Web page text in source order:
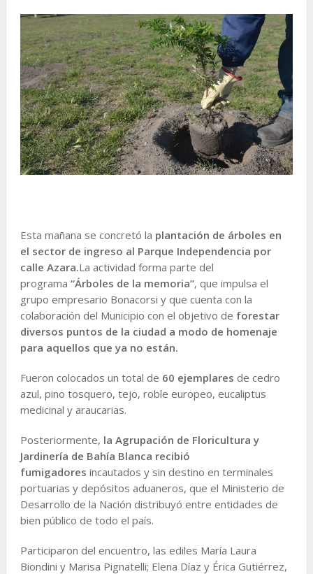
Esta mañana se concretó la plantación de árboles en
el sector de ingreso al Parque Independencia por
calle Azara.La actividad forma parte del
programa “Árboles de la memoria”, que impulsa el
grupo empresario Bonacorsi y que cuenta con la
colaboración del Municipio con el objetivo de forestar
diversos puntos de la ciudad a modo de homenaje
para aquellos que ya no están.
Fueron colocados un total de 60 ejemplares de cedro
azul, pino tosquero, tejo, roble europeo, eucaliptus
medicinal y araucarias.
Posteriormente, la Agrupación de Floricultura y
Jardinería de Bahía Blanca recibió
fumigadores incautados y sin destino en terminales
portuarias y depósitos aduaneros, que el Ministerio de
Desarrollo de la Nación distribuyó entre entidades de
bien público de todo el país.
Participaron del encuentro, las ediles María Laura
Biondini y Marisa Pignatelli; Elena Díaz y Érica Gutiérrez,